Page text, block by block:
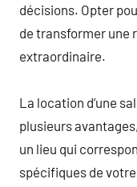
décisions. Opter
de transformer une
extraordinaire.
La location d’une
plusieurs
un lieu qui
spécifiques de